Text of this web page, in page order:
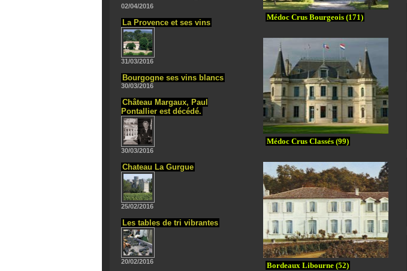
02/04/2016
La Provence et ses vins
31/03/2016
Bourgogne ses vins blancs
30/03/2016
Château Margaux, Paul
Pontallier est décédé.
30/03/2016
Chateau La Gurgue
25/02/2016
Les tables de tri vibrantes
20/02/2016
Médoc Crus Bourgeois (171)
Médoc Crus Classés (99)
Bordeaux Libourne (52)